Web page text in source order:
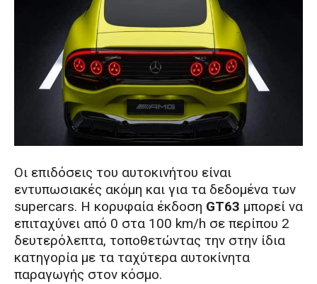
Οι επιδόσεις του αυτοκινήτου είναι
εντυπωσιακές ακόμη και για τα δεδομένα των
supercars. Η κορυφαία έκδοση GT63 μπορεί να
επιταχύνει από 0 στα 100 km/h σε περίπου 2
δευτερόλεπτα, τοποθετώντας την στην ίδια
κατηγορία με τα ταχύτερα αυτοκίνητα
παραγωγής στον κόσμο.